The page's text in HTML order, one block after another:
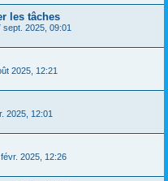
les tâches
sept. 2025, 09:01
2025, 12:21
2025, 12:01
févr. 2025, 12:26